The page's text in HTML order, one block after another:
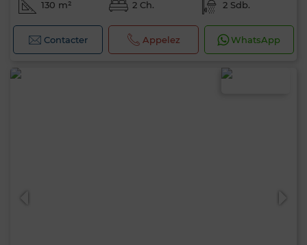
130 m² 2 Ch. 2 Sdb.
Contacter Appelez WhatsApp